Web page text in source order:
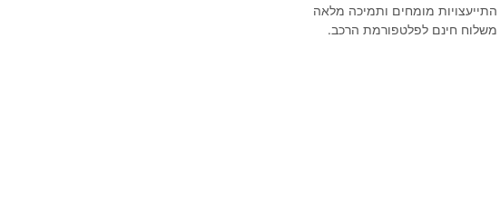
התייעצויות מומחים ותמיכה מלאה
משלוח חינם לפלטפורמת הרכב.